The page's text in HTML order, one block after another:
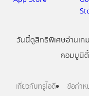
วันนี้ดูสิทธิพิเศษอ่านเกม
คอมมูนิตี้
เกี่ยวกับทรูไอดี ข้อกำห